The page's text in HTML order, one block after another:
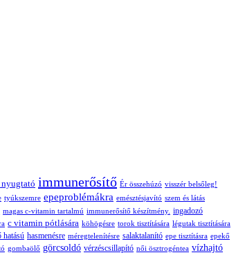
immunerősítő Ér összehúzó visszér belsőleg!
tyúkszemre epeproblémákra emésztésjavító szem és látás
magas c-vitamin tartalmú immunerősítő készítmény. ingadozó
c vitamin pótlására köhögésre torok tisztítására légutak tisztítására
hatású hasmenésre méregtelenítésre salaktalanító epe tisztításra epekő
gombaölő görcsoldó vérzéscsillapító női ösztrogéntea vízhajtó